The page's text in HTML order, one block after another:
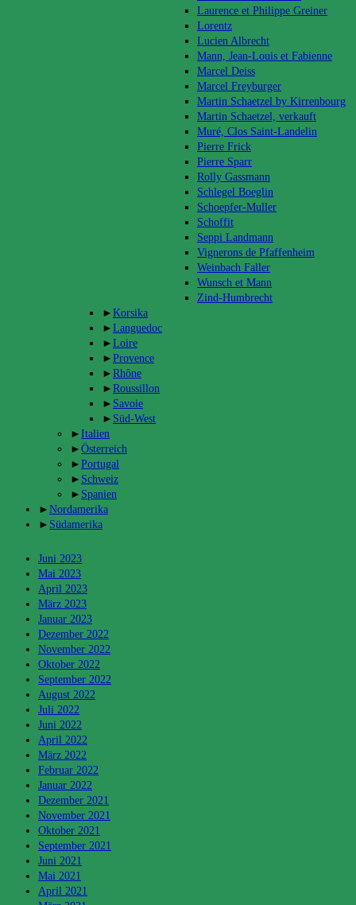
Laurence et Philippe Greiner
Lorentz
Lucien Albrecht
Mann, Jean-Louis et Fabienne
Marcel Deiss
Marcel Freyburger
Martin Schaetzel by Kirrenbourg
Martin Schaetzel, verkauft
Muré, Clos Saint-Landelin
Pierre Frick
Pierre Sparr
Rolly Gassmann
Schlegel Boeglin
Schoepfer-Muller
Schoffit
Seppi Landmann
Vignerons de Pfaffenheim
Weinbach Faller
Wunsch et Mann
Zind-Humbrecht
► Korsika
► Languedoc
► Loire
► Provence
► Rhône
► Roussillon
► Savoie
► Süd-West
► Italien
► Österreich
► Portugal
► Schweiz
► Spanien
► Nordamerika
► Südamerika
Juni 2023
Mai 2023
April 2023
März 2023
Januar 2023
Dezember 2022
November 2022
Oktober 2022
September 2022
August 2022
Juli 2022
Juni 2022
April 2022
März 2022
Februar 2022
Januar 2022
Dezember 2021
November 2021
Oktober 2021
September 2021
Juni 2021
Mai 2021
April 2021